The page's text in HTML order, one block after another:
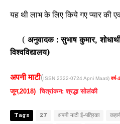
यह थी लाभ के लिए किये गए प्यार की
( अनुवादक : सुभाष कुमार,
विश्वविद्यालय)
अपनी माटी(ISSN 2322-0724 Apni Maati) वर्ष-4
जून,2018)चित्रांकन: श्रद्धा सोलंकी
Tags 27 अपनी माटी ई-पत्रिका